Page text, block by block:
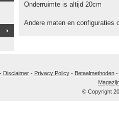
Onderruimte is altijd 20cm
Andere maten en configuraties
Disclaimer- Privacy Policy- Betaalmethoden-
© Copyright